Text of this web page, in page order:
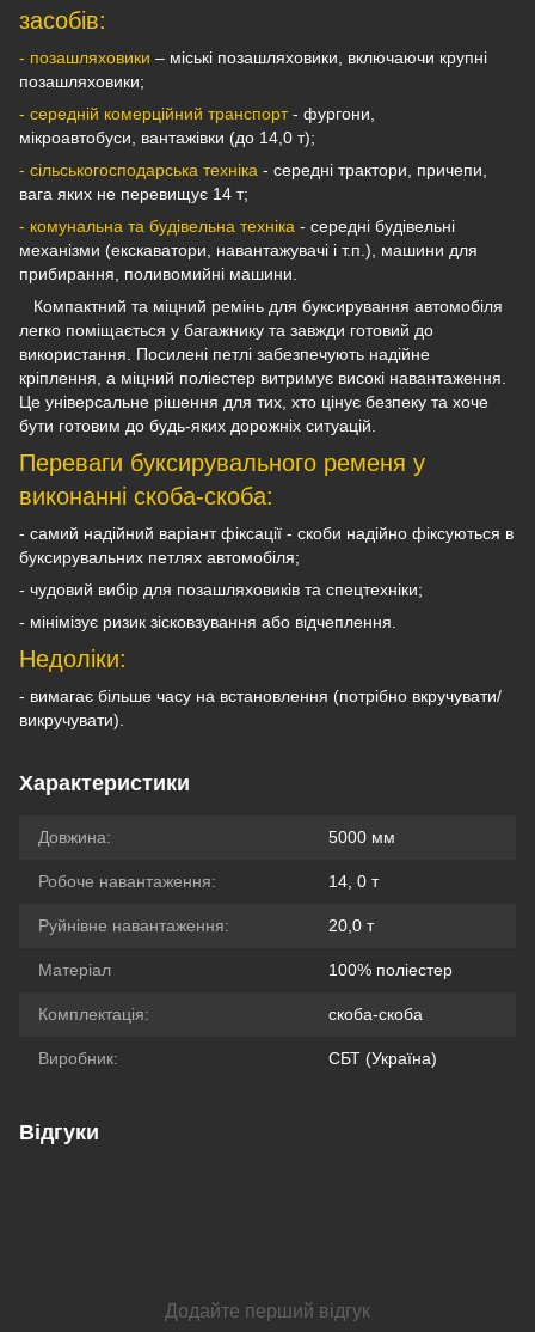
засобів:
- позашляховики – міські позашляховики, включаючи крупні
позашляховики;
- середній комерційний транспорт- фургони,
мікроавтобуси, вантажівки (до 14,0 т);
- сільськогосподарська техніка - середні трактори, причепи,
вага яких не перевищує 14 т;
- комунальна та будівельна техніка - середні будівельні
механізми (екскаватори, навантажувачі і т.п.), машини для
прибирання, поливомийні машини.
Компактний та міцний ремінь для буксирування автомобіля
легко поміщається у багажнику та завжди готовий до
використання. Посилені петлі забезпечують надійне
кріплення, а міцний поліестер витримує високі навантаження.
Це універсальне рішення для тих, хто цінує безпеку та хоче
бути готовим до будь-яких дорожніх ситуацій.
Переваги буксирувального ременя у
виконанні скоба-скоба:
- самий надійний варіант фіксації - скоби надійно фіксуються в
буксирувальних петлях автомобіля;
- чудовий вибір для позашляховиків та спецтехніки;
- мінімізує ризик зісковзування або відчеплення.
Недоліки:
- вимагає більше часу на встановлення (потрібно вкручувати/
викручувати).
Характеристики
Довжина: 5000 мм
Робоче навантаження: 14, 0 т
Руйнівне навантаження: 20,0 т
Матеріал 100% поліестер
Комплектація: скоба-скоба
Виробник: СБТ (Україна)
Відгуки
Додайте перший відгук